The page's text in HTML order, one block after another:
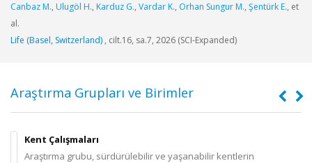
Canbaz M., Ulugöl H., Karduz G., Vardar K., Orhan Sungur M., Şentürk E., et
al.
Life (Basel, Switzerland) , cilt.16, sa.7, 2026 (SCI-Expanded)
Araştırma Grupları ve Birimler
Kent Çalışmaları
Araştırma grubu, sürdürülebilir ve yaşanabilir kentlerin